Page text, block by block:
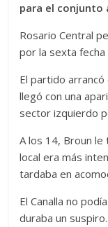
para el conjunto
Rosario Central
por la sexta fecha
El partido
llegó con una
sector izquierdo
A los 14, Broun le
local era más
tardaba en
El Canalla no
duraba un